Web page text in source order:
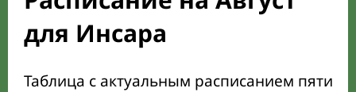
для Инсара
Таблица с актуальным расписанием пяти